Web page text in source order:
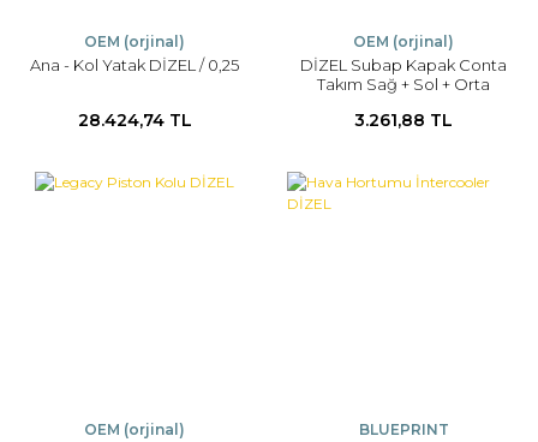
OEM (orjinal)
Ana - Kol Yatak DİZEL / 0,25
28.424,74 TL
OEM (orjinal)
DİZEL Subap Kapak Conta
Takım Sağ + Sol + Orta
3.261,88 TL
OEM (orjinal) BLUEPRINT